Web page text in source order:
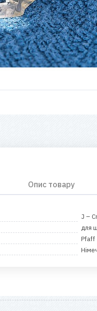
Опис товару
J –
для
Pfaff